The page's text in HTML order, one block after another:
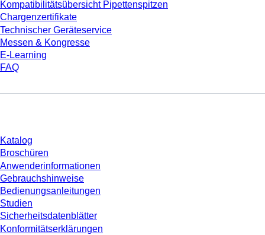
Kompatibilitätsübersicht Pipettenspitzen
Chargenzertifikate
Technischer Geräteservice
Messen & Kongresse
E-Learning
FAQ
Katalog
Broschüren
Anwenderinformationen
Gebrauchshinweise
Bedienungsanleitungen
Studien
Sicherheitsdatenblätter
Konformitätserklärungen